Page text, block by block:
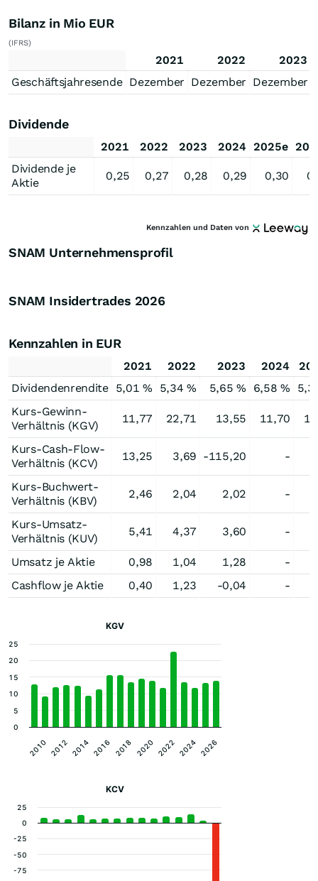
Bilanz in Mio EUR
(IFRS)
2021 2022
2023
Geschäftsjahresende Dezember Dezember Dezember
Dividende
2021 2022 2023 2024 2025e
Dividende je
Aktie
0,25 0,27 0,28 0,29 0,30
Kennzahlen und Daten von
SNAM Unternehmensprofil
SNAM Insidertrades 2026
Kennzahlen in EUR
2021 2022 2023 2024
Dividendenrendite 5,01 % 5,34 % 5,65 % 6,58 %
Kurs-Gewinn-
Verhältnis (KGV)
11,77 22,71 13,55 11,70
Kurs-Cash-Flow-
Verhältnis (KCV)
13,25 3,69 -115,20 -
Kurs-Buchwert-
Verhältnis (KBV)
2,46 2,04 2,02 -
Kurs-Umsatz-
Verhältnis (KUV)
5,41 4,37 3,60 -
Umsatz je Aktie 0,98 1,04 1,28
-
Cashflow je Aktie
0,40 1,23 -0,04 -
KGV
2010 2012 2014 2016 2018 2020 2022 2024 2026
0
5
10
15
20
25
KCV
-75
-50
-25
0
25